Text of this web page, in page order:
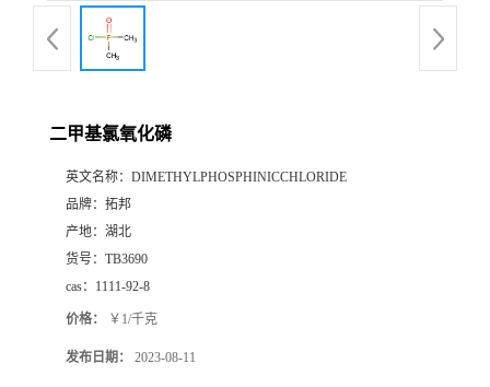
二甲基氯氧化磷
英文名称： DIMETHYLPHOSPHINICCHLORIDE
品牌： 拓邦
产地： 湖北
货号： TB3690
cas： 1111-92-8
价格： ￥1/千克
发布日期： 2023-08-11